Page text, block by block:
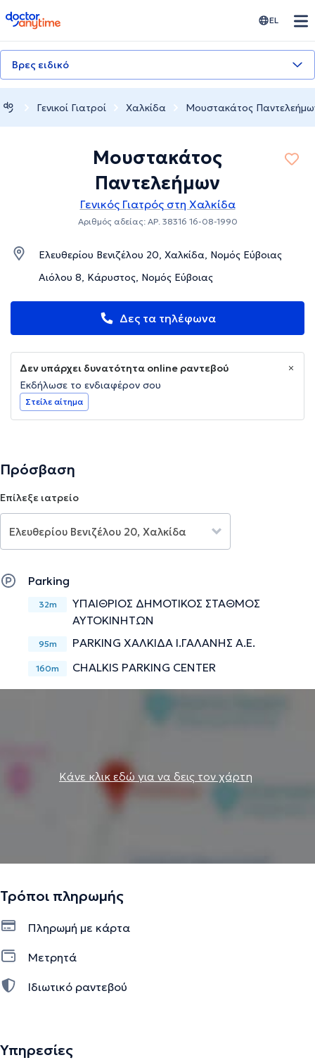
doctoranytime EL
Βρες ειδικό
Γενικοί Γιατροί Χαλκίδα Μουστακάτος
Μουστακάτος
Παντελεήμων
Γενικός Γιατρός στη Χαλκίδα
Αριθμός αδείας: ΑΡ. 38316 16-08-1990
Ελευθερίου Βενιζέλου 20, Χαλκίδα, Νομός Εύβοιας
Αιόλου 8, Κάρυστος, Νομός Εύβοιας
Δες τα τηλέφωνα
Δεν υπάρχει δυνατότητα online ραντεβού
Εκδήλωσε το ενδιαφέρον σου
Στείλε αίτημα
Πρόσβαση
Επίλεξε ιατρείο
Parking
32m
ΥΠΑΙΘΡΙΟΣ ΔΗΜΟΤΙΚΟΣ ΣΤΑΘΜΟΣ
ΑΥΤΟΚΙΝΗΤΩΝ
95m PARKING ΧΑΛΚΙΔΑ Ι.ΓΑΛΑΝΗΣ Α.Ε.
160m CHALKIS PARKING CENTER
Κάνε κλικ εδώ για να δεις τον χάρτη
Τρόποι πληρωμής
Πληρωμή με κάρτα
Μετρητά
Ιδιωτικό ραντεβού
Υπηρεσίες